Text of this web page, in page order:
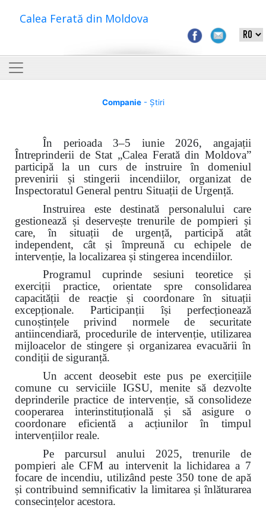
Calea Ferată din Moldova
Companie- Știri
În perioada 3–5 iunie 2026, angajații
Întreprinderii de Stat „Calea Ferată din Moldova”
participă la un curs de instruire în domeniul
prevenirii și stingerii incendiilor, organizat de
Inspectoratul General pentru Situații de Urgență.
Instruirea este destinată personalului care
gestionează și deservește trenurile de pompieri și
care, în situații de urgență, participă atât
independent, cât și împreună cu echipele de
intervenție, la localizarea și stingerea incendiilor.
Programul cuprinde sesiuni teoretice și
exerciții practice, orientate spre consolidarea
capacității de reacție și coordonare în situații
excepționale. Participanții își perfecționează
cunoștințele privind normele de securitate
antiincendiară, procedurile de intervenție, utilizarea
mijloacelor de stingere și organizarea evacuării în
condiții de siguranță.
Un accent deosebit este pus pe exercițiile
comune cu serviciile IGSU, menite să dezvolte
deprinderile practice de intervenție, să consolideze
cooperarea interinstituțională și să asigure o
coordonare eficientă a acțiunilor în timpul
intervențiilor reale.
Pe parcursul anului 2025, trenurile de
pompieri ale CFM au intervenit la lichidarea a 7
focare de incendiu, utilizând peste 350 tone de apă
și contribuind semnificativ la limitarea și înlăturarea
consecințelor acestora.